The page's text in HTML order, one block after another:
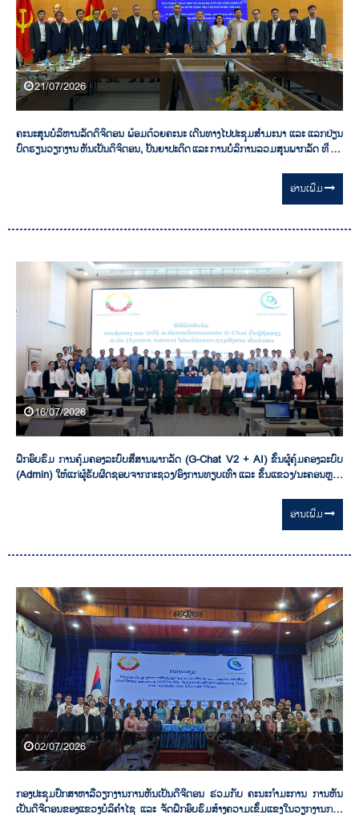
21/07/2026
ຄະນະສູນບໍລິຫານລັດດິຈິຕອນ ພ້ອມດ້ວຍຄະນະ ເດີນທາງໄປປະຊຸມສຳມະນາ ແລະ ແລກປ່ຽນ
ບົດຮຽນວຽກງານ ຫັນເປັນດິຈິຕອນ, ປັນຍາປະດິດ ແລະ ການບໍລິການລວມສູນພາກລັດ ທີ່ ສສ
ອ່ານ​ເພີ່ມ
16/07/2026
ຝຶກອົບຮົມ ການຄຸ້ມຄອງລະບົບສື່ສານພາກລັດ (G-Chat V2 + AI) ຂັ້ນຜູ້ຄຸ້ມຄອງລະບົບ
(Admin) ໃຫ້ແກ່ຜູ້ຮັບຜິດຊອບຈາກກະຊວງ/ອົງການທຽບເທົ່າ ແລະ ຂັ້ນແຂວງ/ນະຄອນຫຼວງ
ອ່ານ​ເພີ່ມ
02/07/2026
ກອງປະຊຸມປຶກສາຫາລືວຽກງານການຫັນເປັນດີຈີຕອນ ຮ່ວມກັບ ຄະນະກຳມະການ ການຫັນ
ເປັນດີຈີຕອນຂອງແຂວງບໍລິຄໍາໄຊ ແລະ ຈັດຝຶກອົບຮົມສ້າງຄວາມເຂັ້ມແຂງໃນວຽກງານການ